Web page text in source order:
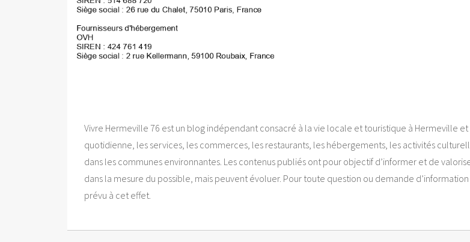
Vivre Hermeville 76 est un blog indépendant consacré à la vie locale et touristique à Hermeville
quotidienne, les services, les commerces, les restaurants, les hébergements, les activités
dans les communes environnantes. Les contenus publiés ont pour objectif d’informer et de
dans la mesure du possible, mais peuvent évoluer. Pour toute question ou demande
prévu à cet effet.